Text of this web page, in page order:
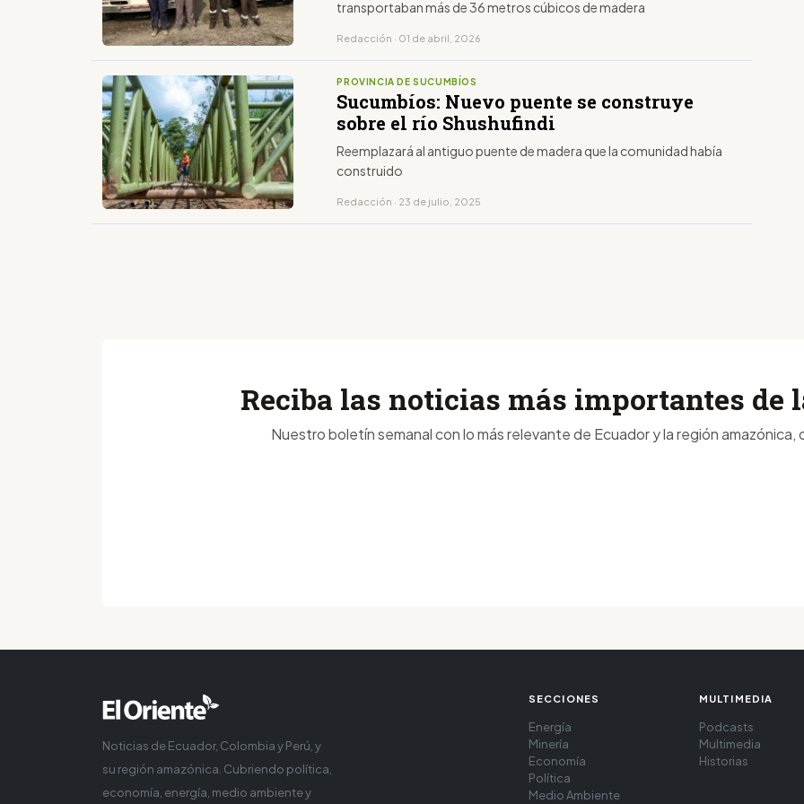
transportaban más de 36 metros cúbicos de madera
Redacción · 01 de abril, 2026
PROVINCIA DE SUCUMBÍOS
Sucumbíos: Nuevo puente se construye
sobre el río Shushufindi
Reemplazará al antiguo puente de madera que la comunidad había
construido
Redacción · 23 de julio, 2025
Reciba las noticias más importantes de
Nuestro boletín semanal con lo más relevante de Ecuador y la región amazónica,
Noticias de Ecuador, Colombia y Perú, y
su región amazónica. Cubriendo política,
economía, energía, medio ambiente y
SECCIONES
Energía
Minería
Economía
Política
Medio Ambiente
MULTIMEDIA
Podcasts
Multimedia
Historias